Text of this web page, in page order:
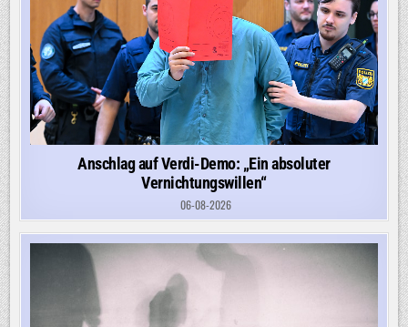
Anschlag auf Verdi-Demo: „Ein absoluter
Vernichtungswillen“
06-08-2026